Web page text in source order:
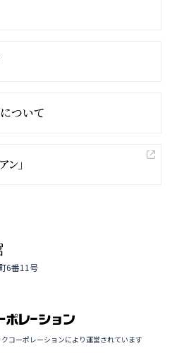
ついて
ン」
6番11号
コーポレーションにより運営されています